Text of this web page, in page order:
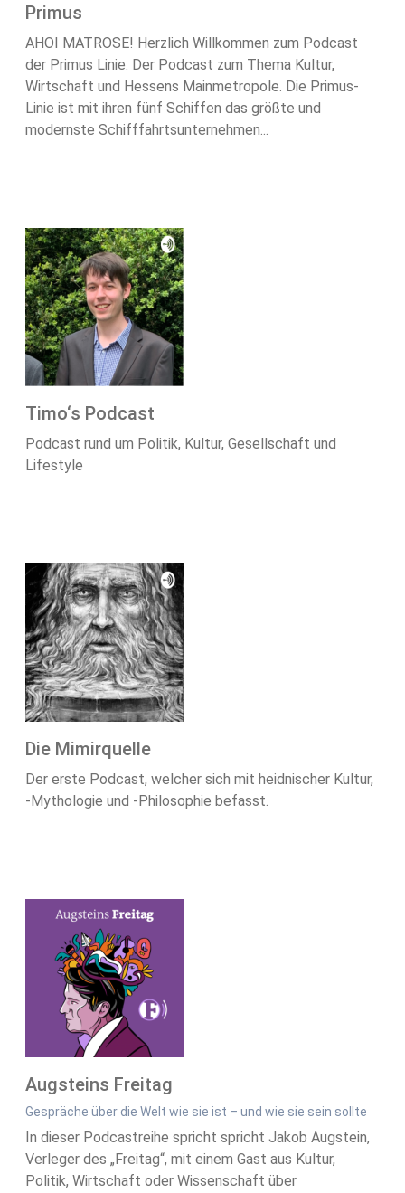
Primus
AHOI MATROSE! Herzlich Willkommen zum Podcast
der Primus Linie. Der Podcast zum Thema Kultur,
Wirtschaft und Hessens Mainmetropole. Die Primus-
Linie ist mit ihren fünf Schiffen das größte und
modernste Schifffahrtsunternehmen...
Timo‘s Podcast
Podcast rund um Politik, Kultur, Gesellschaft und
Lifestyle
Die Mimirquelle
Der erste Podcast, welcher sich mit heidnischer Kultur,
-Mythologie und -Philosophie befasst.
Augsteins Freitag
Gespräche über die Welt wie sie ist – und wie sie sein sollte
In dieser Podcastreihe spricht spricht Jakob Augstein,
Verleger des „Freitag“, mit einem Gast aus Kultur,
Politik, Wirtschaft oder Wissenschaft über